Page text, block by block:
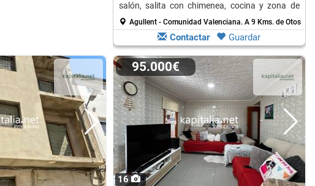
salón, salita con chimenea, cocina y zona de
lavandería.
Agullent - Comunidad Valenciana. A 9 Kms. de Otos
Contactar Guardar
16
95.000€